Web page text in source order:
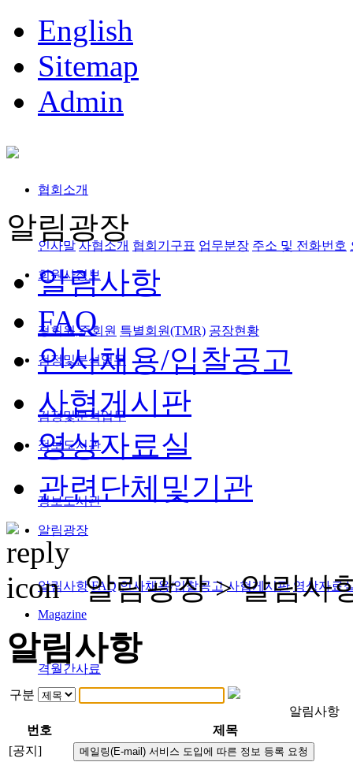
English
Sitemap
Admin
협회소개
인사말 사협소개 협회기구표 업무분장 주소 및 전화번호
회원사정보
정회원,준회원 특별회원(TMR) 공장현황
검정및분석업무
검정및분석업무
정보도서관
정보도서관
알림광장
알림사항 FAQ 인사채용/입찰공고 사협게시판 영상자료
Magazine
격월간사료
알림광장
알림사항
FAQ
인사채용/입찰공고
사협게시판
영상자료실
관련단체및기관
알림광장 >알림사
알림사항
구분
알림사항
번호
제목
[공지]